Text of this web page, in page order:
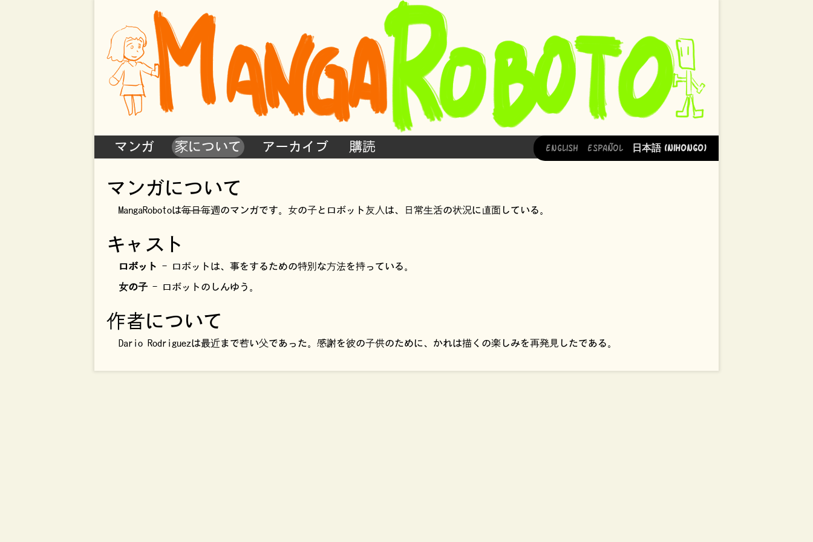
マンガ 家について アーカイブ 購読 English Español 日本語 (Nihongo)
マンガについて
MangaRobotoは毎日毎週のマンガです。女の子とロボット友人は、日常生活の状況に直面している。
キャスト
ロボット - ロボットは、事をするための特別な方法を持っている。
女の子 - ロボットのしんゆう。
作者について
Dario Rodriguezは最近まで若い父であった。感謝を彼の子供のために、かれは描くの楽しみを再発見したである。